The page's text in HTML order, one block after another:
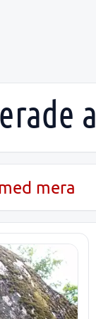
mera